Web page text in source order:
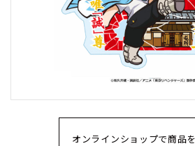
オンラインショップで商品